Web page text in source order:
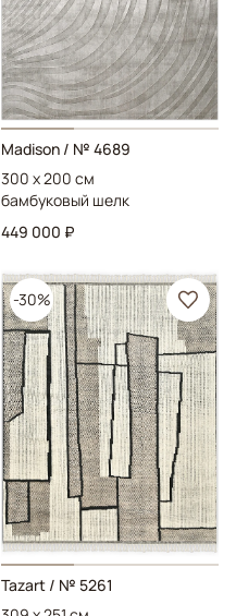
Madison / № 4689
300 x 200 см
бамбуковый шелк
449 000 ₽
-30%
Tazart / № 5261